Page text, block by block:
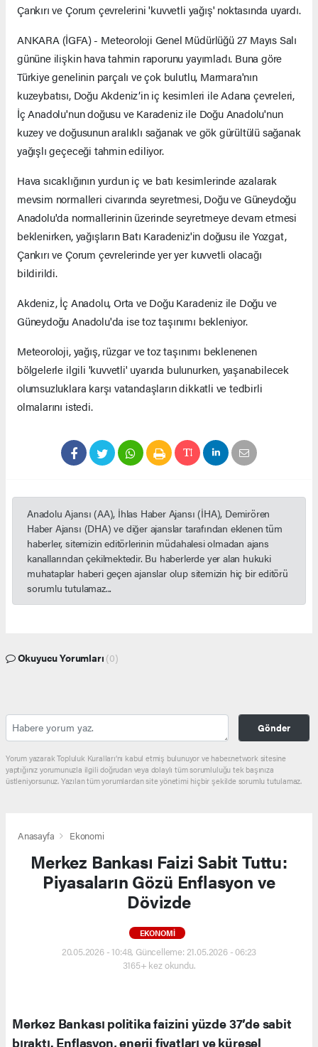
Çankırı ve Çorum çevrelerini 'kuvvetli yağış' noktasında uyardı.
ANKARA (İGFA) - Meteoroloji Genel Müdürlüğü 27 Mayıs Salı
gününe ilişkin hava tahmin raporunu yayımladı. Buna göre
Türkiye genelinin parçalı ve çok bulutlu, Marmara'nın
kuzeybatısı, Doğu Akdeniz’in iç kesimleri ile Adana çevreleri,
İç Anadolu'nun doğusu ve Karadeniz ile Doğu Anadolu'nun
kuzey ve doğusunun aralıklı sağanak ve gök gürültülü sağanak
yağışlı geçeceği tahmin ediliyor.
Hava sıcaklığının yurdun iç ve batı kesimlerinde azalarak
mevsim normalleri civarında seyretmesi, Doğu ve Güneydoğu
Anadolu'da normallerinin üzerinde seyretmeye devam etmesi
beklenirken, yağışların Batı Karadeniz'in doğusu ile Yozgat,
Çankırı ve Çorum çevrelerinde yer yer kuvvetli olacağı
bildirildi.
Akdeniz, İç Anadolu, Orta ve Doğu Karadeniz ile Doğu ve
Güneydoğu Anadolu'da ise toz taşınımı bekleniyor.
Meteoroloji, yağış, rüzgar ve toz taşınımı beklenenen
bölgelerle ilgili 'kuvvetli' uyarıda bulunurken, yaşanabilecek
olumsuzluklara karşı vatandaşların dikkatli ve tedbirli
olmalarını istedi.
Anadolu Ajansı (AA), İhlas Haber Ajansı (İHA), Demirören
Haber Ajansı (DHA) ve diğer ajanslar tarafından eklenen tüm
haberler, sitemizin editörlerinin müdahalesi olmadan ajans
kanallarından çekilmektedir. Bu haberlerde yer alan hukuki
muhataplar haberi geçen ajanslar olup sitemizin hiç bir editörü
sorumlu tutulamaz...
Okuyucu Yorumları (0)
Gönder
Yorum yazarak Topluluk Kuralları’nı kabul etmiş bulunuyor ve haber.network sitesine
yaptığınız yorumunuzla ilgili doğrudan veya dolaylı tüm sorumluluğu tek başınıza
üstleniyorsunuz. Yazılan tüm yorumlardan site yönetimi hiçbir şekilde sorumlu tutulamaz.
Anasayfa Ekonomi
Merkez Bankası Faizi Sabit Tuttu:
Piyasaların Gözü Enflasyon ve
Dövizde
EKONOMI
20.05.2026 - 10:48, Güncelleme: 21.05.2026 - 06:23
3165+ kez okundu.
Merkez Bankası politika faizini yüzde 37’de sabit
bıraktı. Enflasyon, enerji fiyatları ve küresel